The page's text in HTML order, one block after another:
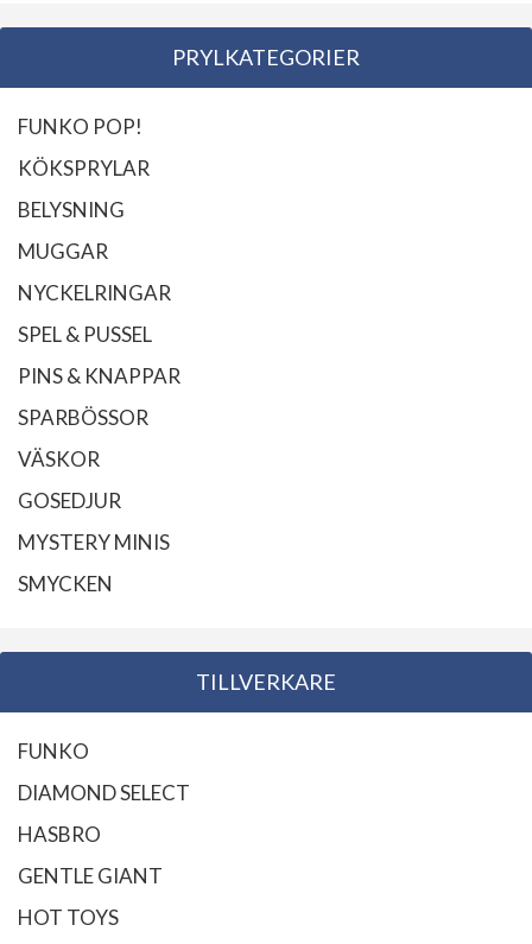
PRYLKATEGORIER
FUNKO POP!
KÖKSPRYLAR
BELYSNING
MUGGAR
NYCKELRINGAR
SPEL & PUSSEL
PINS & KNAPPAR
SPARBÖSSOR
VÄSKOR
GOSEDJUR
MYSTERY MINIS
SMYCKEN
TILLVERKARE
FUNKO
DIAMOND SELECT
HASBRO
GENTLE GIANT
HOT TOYS